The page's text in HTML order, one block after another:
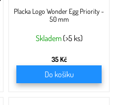
Placka Logo Wonder Egg Priority -
50 mm
Skladem (>5 ks)
35 Kč
Do košíku